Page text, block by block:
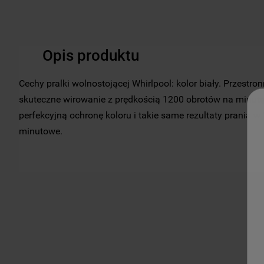
Opis produktu
Cechy pralki wolnostojącej Whirlpool: kolor biały.
skuteczne wirowanie z prędkością 1200 obrotów na
perfekcyjną ochronę koloru i takie same rezultaty prania w
minutowe.